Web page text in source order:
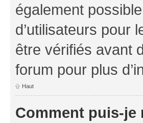
également
d’utilisateurs pour
être vérifiés avant
forum pour plus
Haut
Comment puis-je